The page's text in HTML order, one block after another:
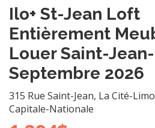
Ilo+ St-Jean Loft
Entièrement
Louer Saint-
Septembre 2026
315 Rue Saint-Jean, La Cité-
Capitale-Nationale